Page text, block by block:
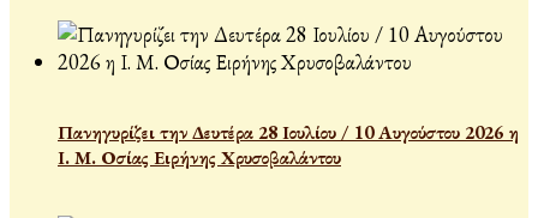
Πανηγυρίζει την Δευτέρα 28 Ιουλίου / 10 Αυγούστου 2026 η
Ι. Μ. Οσίας Ειρήνης Χρυσοβαλάντου